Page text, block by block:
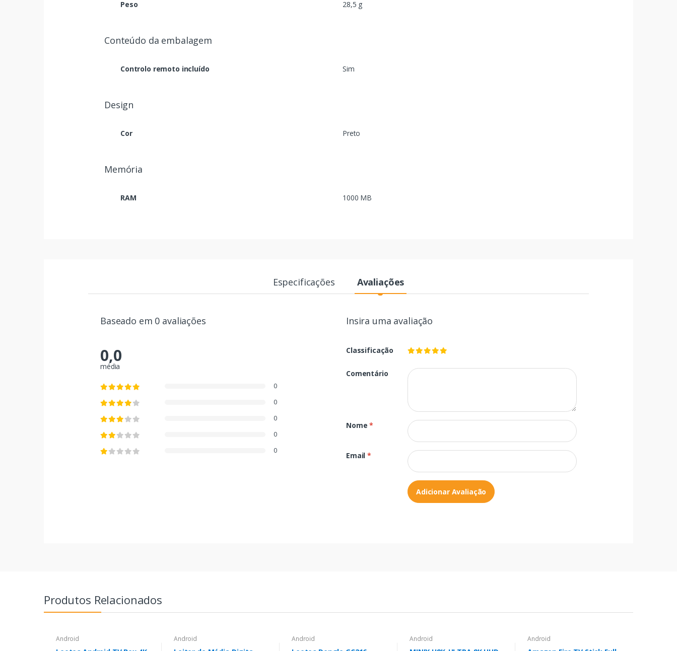
Peso
28,5 g
Conteúdo da embalagem
Controlo remoto incluído Sim
Design
Cor Preto
Memória
RAM 1000 MB
Especificações Avaliações
Baseado em 0 avaliações
0,0
média
0
0
0
0
0
Insira uma avaliação
Classificação
Comentário
Nome*
Email*
Adicionar Avaliação
Produtos Relacionados
Android Android Android Android Android